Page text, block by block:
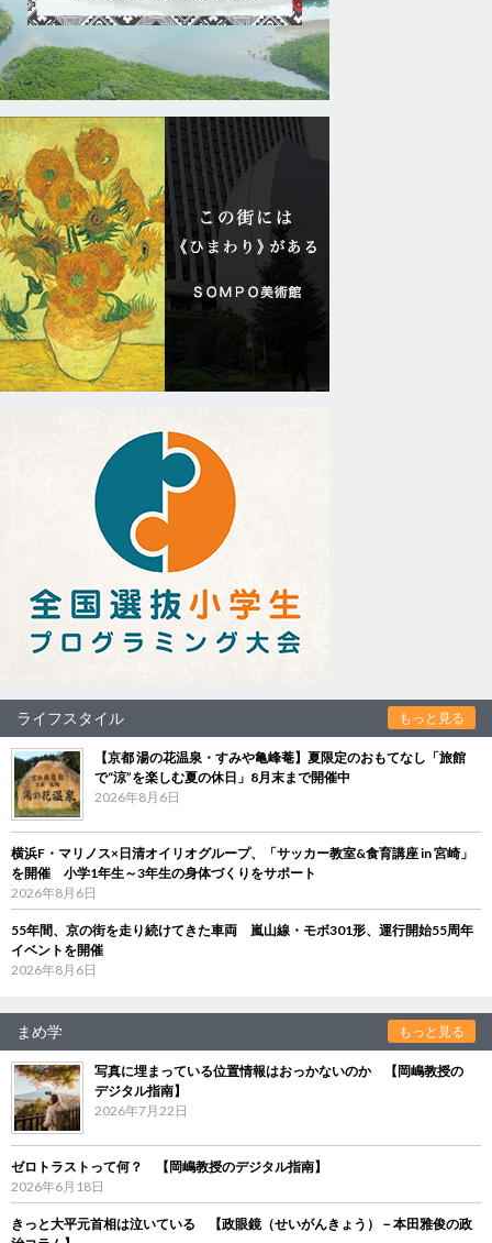
ライフスタイル もっと見る
【京都 湯の花温泉・すみや亀峰菴】夏限定のおもてなし「旅館
で“涼”を楽しむ夏の休日」8月末まで開催中
2026年8月6日
横浜F・マリノス×日清オイリオグループ、「サッカー教室&食育講座 in 宮崎」
を開催 小学1年生～3年生の身体づくりをサポート
2026年8月6日
55年間、京の街を走り続けてきた車両 嵐山線・モボ301形、運行開始55周年
イベントを開催
2026年8月6日
まめ学 もっと見る
写真に埋まっている位置情報はおっかないのか 【岡嶋教授の
デジタル指南】
2026年7月22日
ゼロトラストって何？ 【岡嶋教授のデジタル指南】
2026年6月18日
きっと大平元首相は泣いている 【政眼鏡（せいがんきょう）－本田雅俊の政